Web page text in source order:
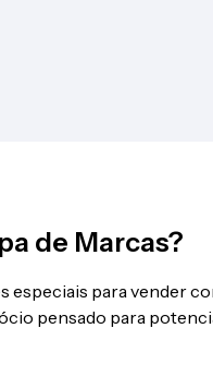
de Marcas?
especiais para vender
pensado para